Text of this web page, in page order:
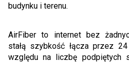
budynku i terenu.
AirFiber to internet bez
stałą szybkość łącza przez
względu na liczbę podpiętych